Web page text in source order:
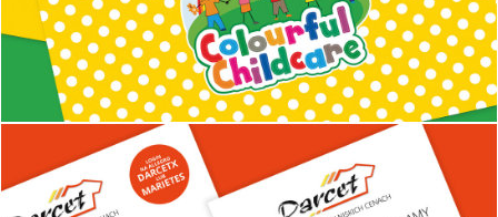
Szkoła jazdy
Projekt reklamy i wydruk ulotki